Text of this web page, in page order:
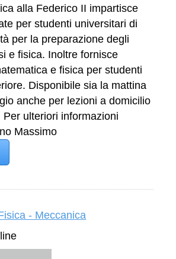
alla Federico II impartisce
per studenti universitari di
per la preparazione degli
e fisica. Inoltre fornisce
e fisica per studenti
Disponibile sia la mattina
anche per lezioni a domicilio
ulteriori informazioni
Massimo
- Meccanica